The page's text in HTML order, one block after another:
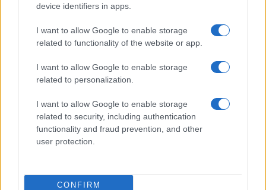
device identifiers in apps.
I want to allow Google to enable storage
related to functionality of the website or app.
I want to allow Google to enable storage
related to personalization.
I want to allow Google to enable storage
related to security, including authentication
functionality and fraud prevention, and other
user protection.
CONFIRM
Liviu Andrei
alături de Iulian Ioncea, site-ul trăieștemuzica.ro. Printre